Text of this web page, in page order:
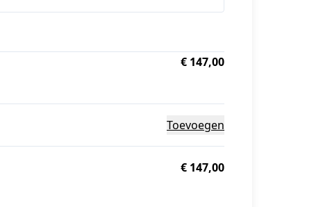
€ 147,00
Toevoegen
€ 147,00